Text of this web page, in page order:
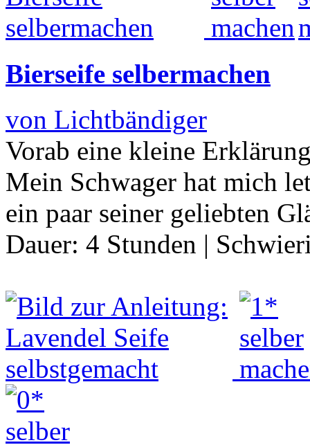
Bierseife selbermachen
von Lichtbändiger
Vorab eine kleine
Mein Schwager hat mich
ein paar seiner geliebten
Dauer: 4 Stunden |